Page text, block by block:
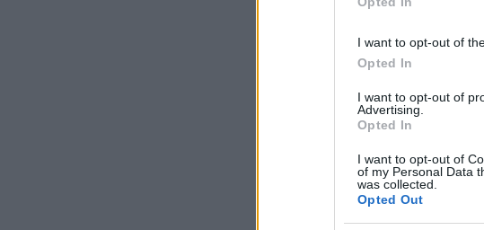
I want to opt-out of
Opted In
I want to opt-out of
Advertising.
Opted In
I want to opt-out of
of my Personal Data
was collected.
Opted Out